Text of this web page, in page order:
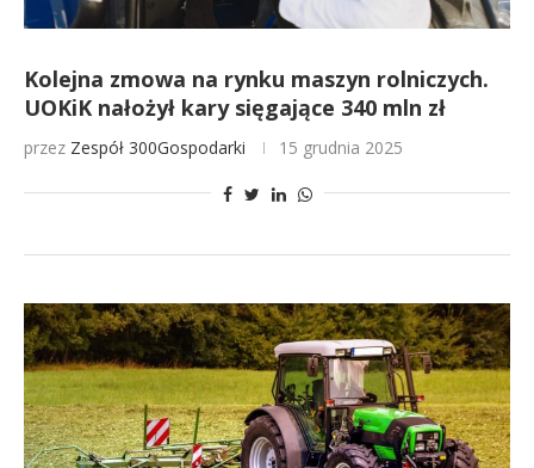
Kolejna zmowa na rynku maszyn rolniczych.
UOKiK nałożył kary sięgające 340 mln zł
przez Zespół 300Gospodarki 15 grudnia 2025